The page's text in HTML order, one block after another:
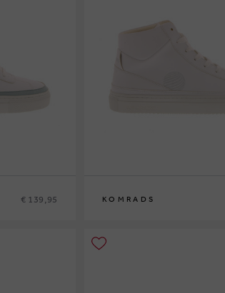
€ 139,95 KOMRADS